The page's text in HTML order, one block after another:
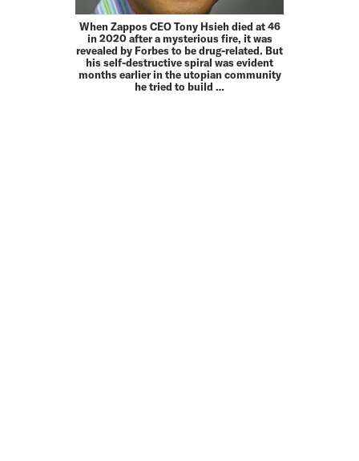
When Zappos CEO Tony Hsieh died at 46
in 2020 after a mysterious fire, it was
revealed by Forbes to be drug-related. But
his self-destructive spiral was evident
months earlier in the utopian community
he tried to build …